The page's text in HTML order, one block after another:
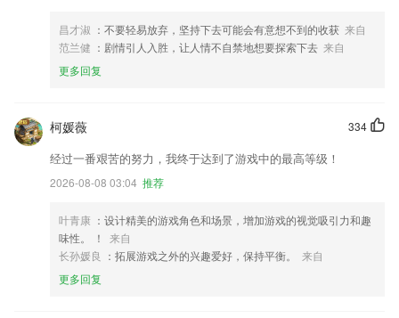
昌才淑 ：不要轻易放弃，坚持下去可能会有意想不到的收获 来自
范兰健 ：剧情引人入胜，让人情不自禁地想要探索下去 来自
更多回复
334
柯媛薇
经过一番艰苦的努力，我终于达到了游戏中的最高等级！
2026-08-08 03:04 推荐
叶青康 ：设计精美的游戏角色和场景，增加游戏的视觉吸引力和趣
味性。 ！
来自
长孙媛良 ：拓展游戏之外的兴趣爱好，保持平衡。
来自
更多回复